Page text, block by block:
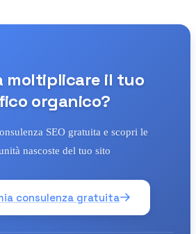
moltiplicare il tuo
organico?
SEO gratuita e scopri le
nascoste del tuo sito
consulenza gratuita